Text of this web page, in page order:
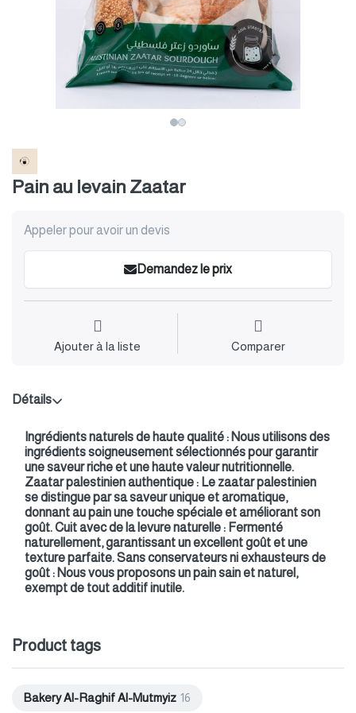
Pain au levain Zaatar
Appeler pour avoir un devis
Demandez le prix
Ajouter à la liste Comparer
Détails
Ingrédients naturels de haute qualité : Nous utilisons des
ingrédients soigneusement sélectionnés pour garantir
une saveur riche et une haute valeur nutritionnelle.
Zaatar palestinien authentique : Le zaatar palestinien
se distingue par sa saveur unique et aromatique,
donnant au pain une touche spéciale et améliorant son
goût. Cuit avec de la levure naturelle : Fermenté
naturellement, garantissant un excellent goût et une
texture parfaite. Sans conservateurs ni exhausteurs de
goût : Nous vous proposons un pain sain et naturel,
exempt de tout additif inutile.
Product tags
Bakery Al-Raghif Al-Mutmyiz 16